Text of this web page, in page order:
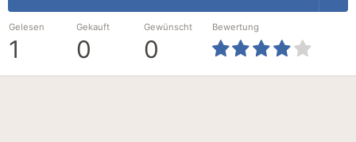
Gelesen
1
Gekauft
0
Gewünscht
0
Bewertung